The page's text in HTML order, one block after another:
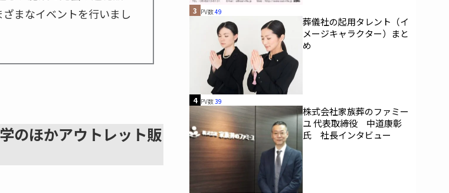
まなイベントを行いまし
のほかアウトレット販
3 PV数49
葬儀社の起用タレント（イ
メージキャラクター）まと
め
4 PV数39
株式会社家族葬のファミー
ユ 代表取締役 中道康彰
氏 社長インタビュー